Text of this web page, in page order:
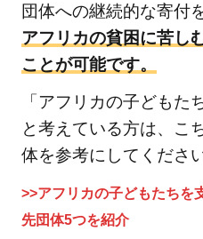
団体への継続的な寄付
アフリカの貧困に苦し
ことが可能です。
「アフリカの子どもた
と考えている方は、こ
体を参考にしてください
>>アフリカの子どもたちを
先団体5つを紹介